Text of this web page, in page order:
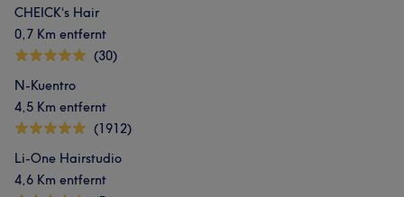
CHEICK‘s Hair
0,7 Km entfernt
(30)
N-Kuentro
4,5 Km entfernt
(1912)
Li-One Hairstudio
4,6 Km entfernt